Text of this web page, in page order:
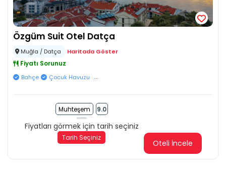
Özgüm Suit Otel Datça
Muğla / Datça Haritada Göster
Fiyatı Sorunuz
Bahçe Çocuk Havuzu ...
Muhteşem 9.0
Fiyatları görmek için tarih seçiniz
Tarih Seçiniz
Oteli İncele